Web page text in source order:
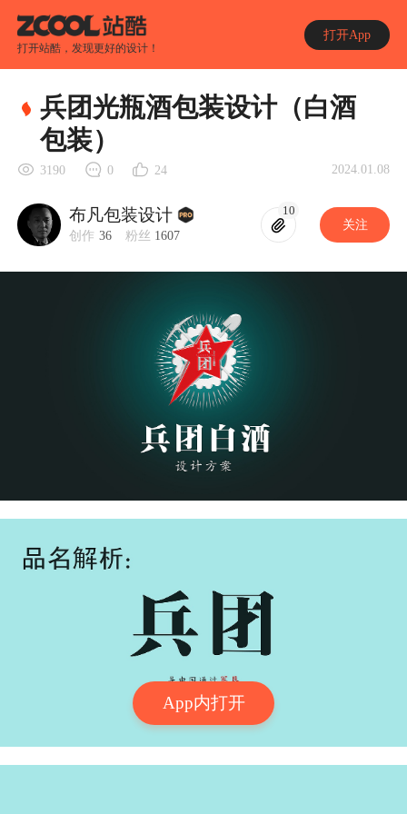
打开站酷，发现更好的设计！
打开App
App内打开
兵团光瓶酒包装设计（白酒
包装）
3190 0 24 2024.01.08
布凡包装设计
创作 36 粉丝 1607
10
关注